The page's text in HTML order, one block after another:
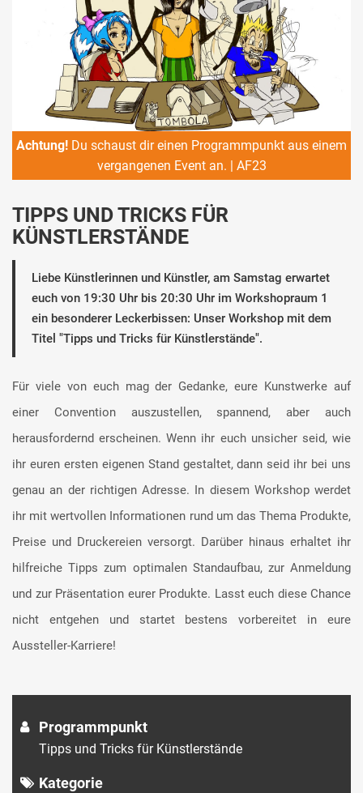
Achtung! Du schaust dir einen Programmpunkt aus einem
vergangenen Event an. | AF23
TIPPS UND TRICKS FÜR
KÜNSTLERSTÄNDE
Liebe Künstlerinnen und Künstler, am Samstag erwartet
euch von 19:30 Uhr bis 20:30 Uhr im Workshopraum 1
ein besonderer Leckerbissen: Unser Workshop mit dem
Titel "Tipps und Tricks für Künstlerstände".
Für viele von euch mag der Gedanke, eure Kunstwerke auf
einer Convention auszustellen, spannend, aber auch
herausfordernd erscheinen. Wenn ihr euch unsicher seid, wie
ihr euren ersten eigenen Stand gestaltet, dann seid ihr bei uns
genau an der richtigen Adresse. In diesem Workshop werdet
ihr mit wertvollen Informationen rund um das Thema Produkte,
Preise und Druckereien versorgt. Darüber hinaus erhaltet ihr
hilfreiche Tipps zum optimalen Standaufbau, zur Anmeldung
und zur Präsentation eurer Produkte. Lasst euch diese Chance
nicht entgehen und startet bestens vorbereitet in eure
Aussteller-Karriere!
Programmpunkt
Tipps und Tricks für Künstlerstände
Kategorie